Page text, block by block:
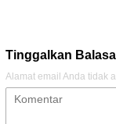
Tinggalkan
Alamat email Anda tidak